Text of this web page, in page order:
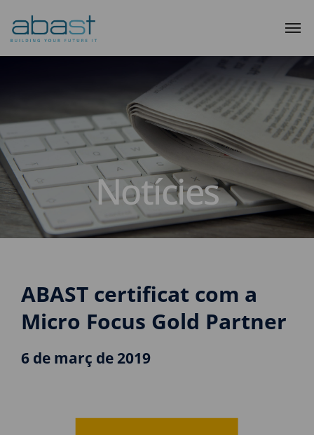
Notícies
ABAST certificat com a
Micro Focus Gold Partner
6 de març de 2019